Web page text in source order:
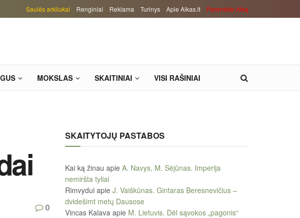
Saulės arkliukai Renginiai Reklama Turinys Apie Alkas.lt Paremkite Alką
MOKSLAS SKAITINIAI VISI RAŠINIAI
0
SKAITYTOJŲ PASTABOS
Kai ką žinau apie A. Navys, M. Sėjūnas. Imperija
nemiršta tyliai
Rimvydui apie J. Vaiškūnas. Gintaras Beresnevičius –
dvidešimt metų Dausose
Vincas Kalava apie M. Lietuvis. Dėl sąvokos „pagonis“